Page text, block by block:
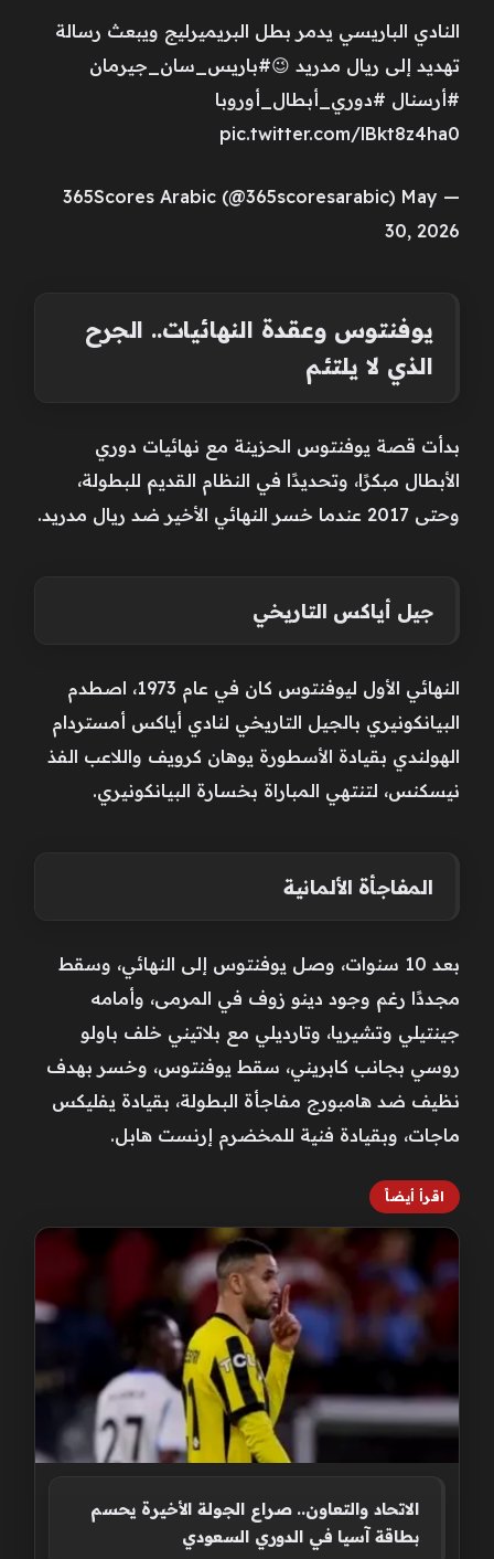
النادي الباريسي يدمر بطل البريميرليج ويبعث رسالة
تهديد إلى ريال مدريد 😉#باريس_سان_جيرمان
#أرسنال #دوري_أبطال_أوروبا
pic.twitter.com/lBkt8z4ha0
— 365Scores Arabic (@365scoresarabic) May
30, 2026
يوفنتوس وعقدة النهائيات.. الجرح
الذي لا يلتئم
بدأت قصة يوفنتوس الحزينة مع نهائيات دوري
الأبطال مبكرًا، وتحديدًا في النظام القديم للبطولة،
وحتى 2017 عندما خسر النهائي الأخير ضد ريال مدريد.
جيل أياكس التاريخي
النهائي الأول ليوفنتوس كان في عام 1973، اصطدم
البيانكونيري بالجيل التاريخي لنادي أياكس أمستردام
الهولندي بقيادة الأسطورة يوهان كرويف واللاعب الفذ
نيسكنس، لتنتهي المباراة بخسارة البيانكونيري.
المفاجأة الألمانية
بعد 10 سنوات، وصل يوفنتوس إلى النهائي، وسقط
مجددًا رغم وجود دينو زوف في المرمى، وأمامه
جينتيلي وتشيريا، وتارديلي مع بلاتيني خلف باولو
روسي بجانب كابريني، سقط يوفنتوس، وخسر بهدف
نظيف ضد هامبورج مفاجأة البطولة، بقيادة يفليكس
ماجات، وبقيادة فنية للمخضرم إرنست هابل.
اقرأ أيضاً
الاتحاد والتعاون.. صراع الجولة الأخيرة يحسم
بطاقة آسيا في الدوري السعودي